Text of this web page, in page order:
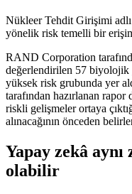
Nükleer Tehdit Girişimi
yönelik risk temelli bir
RAND Corporation
değerlendirilen 57 biyolojik
yüksek risk grubunda yer
tarafından hazırlanan rapor
riskli gelişmeler ortaya
alınacağının önceden
Yapay zekâ aynı
olabilir